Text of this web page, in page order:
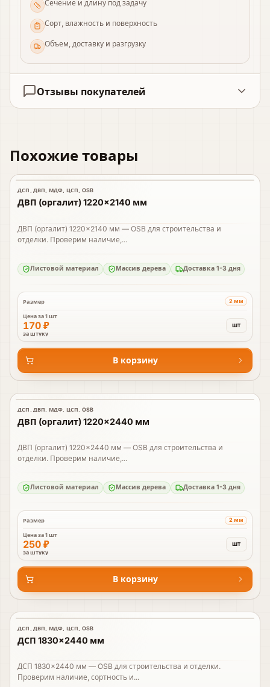
Сечение и длину под задачу
Сорт, влажность и поверхность
Объем, доставку и разгрузку
Отзывы покупателей
Похожие товары
В наличии
ДСП, ДВП, МДФ, ЦСП, OSB
ДВП (оргалит) 1220×2140 мм
ДВП (оргалит) 1220×2140 мм — OSB для строительства и
отделки. Проверим наличие,...
Листовой материал Массив дерева Доставка 1-3 дня
Размер 2 мм
Цена за1 шт
170 ₽
за штуку
шт
В корзину
В наличии
ДСП, ДВП, МДФ, ЦСП, OSB
ДВП (оргалит) 1220×2440 мм
ДВП (оргалит) 1220×2440 мм — OSB для строительства и
отделки. Проверим наличие,...
Листовой материал Массив дерева Доставка 1-3 дня
Размер 2 мм
Цена за1 шт
250 ₽
за штуку
шт
В корзину
В наличии
ДСП, ДВП, МДФ, ЦСП, OSB
ДСП 1830×2440 мм
ДСП 1830×2440 мм — OSB для строительства и отделки.
Проверим наличие, сортность и...